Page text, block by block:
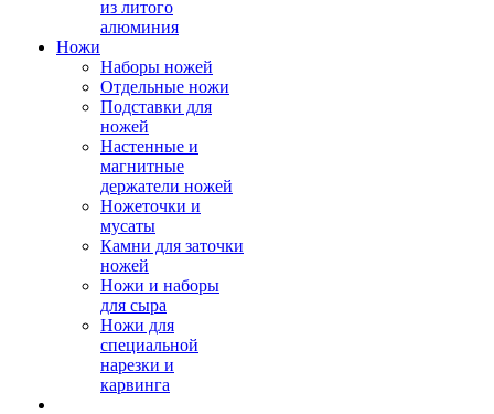
из литого
алюминия
Ножи
Наборы ножей
Отдельные ножи
Подставки для
ножей
Настенные и
магнитные
держатели ножей
Ножеточки и
мусаты
Камни для заточки
ножей
Ножи и наборы
для сыра
Ножи для
специальной
нарезки и
карвинга